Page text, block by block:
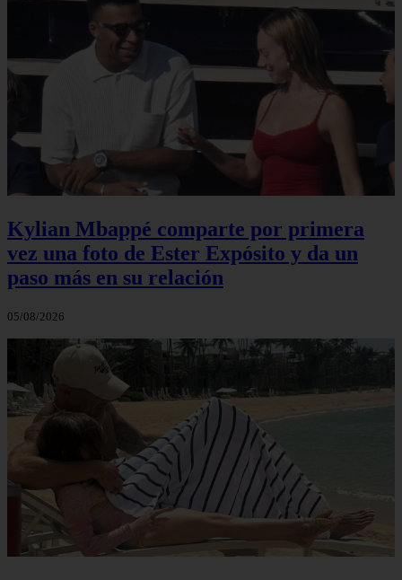
Kylian Mbappé comparte por primera
vez una foto de Ester Expósito y da un
paso más en su relación
05/08/2026